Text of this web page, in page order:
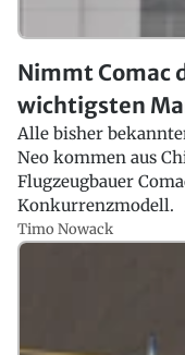
Nimmt Comac
wichtigsten
Alle bisher
Neo kommen aus
Flugzeugbauer
Konkurrenzmodell.
Timo Nowack